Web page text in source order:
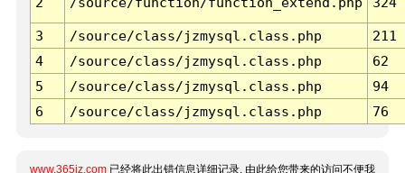
3 /source/class/jzmysql.class.php
211
4
/source/class/jzmysql.class.php
62
5
/source/class/jzmysql.class.php
94
6
/source/class/jzmysql.class.php 76
www.365jz.com 已经将此出错信息详细记录, 由此给您带来的访问不便我